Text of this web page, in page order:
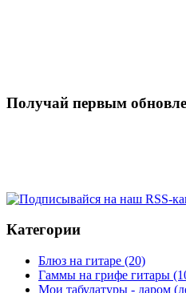
Получай первым
Категории
Блюз на гитаре (20)
Гаммы на грифе гитары
Мои табулатуры - даром